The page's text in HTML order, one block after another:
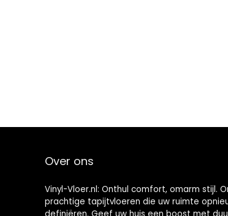
Over ons
Vinyl-Vloer.nl: Onthul comfort, omarm stijl.
prachtige tapijtvloeren die uw ruimte